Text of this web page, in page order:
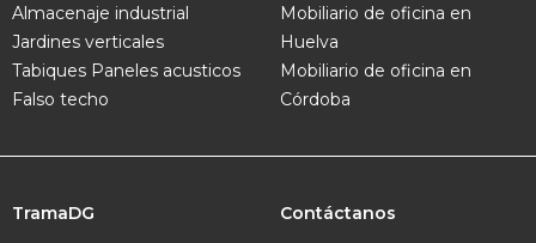
Almacenaje industrial
Jardines verticales
Tabiques Paneles acusticos
Falso techo
Mobiliario de oficina en
Huelva
Mobiliario de oficina en
Córdoba
TramaDG Contáctanos